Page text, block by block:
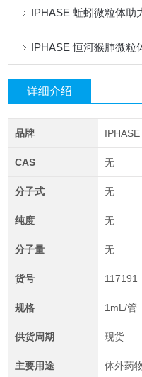
IPHASE 蚯蚓微粒体助
IPHASE 恒河猴肺微粒
详细介绍
品牌 IPHASE
CAS 无
分子式 无
纯度 无
分子量 无
货号 117191
规格 1mL/管
供货周期 现货
主要用途 体外药